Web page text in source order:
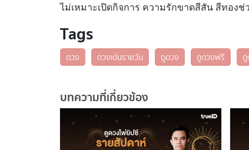
ไม่เหมาะเปิดกิจการ ความรักขาดสีสัน สีทอง
Tags
ดวง ดวงเด่นรายวัน ดูดวง ดูดวงฟรี ดู
บทความที่เกี่ยวข้อง